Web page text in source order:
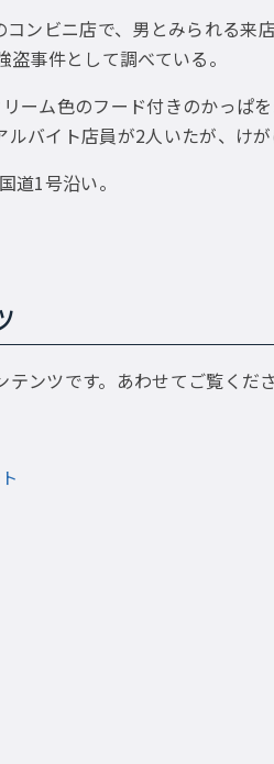
ンビニ店で、男とみられる来
事件として調べている。
ーム色のフード付きのかっぱ
バイト店員が2人いたが、けが
道1号沿い。
ンツです。あわせてご覧くださ